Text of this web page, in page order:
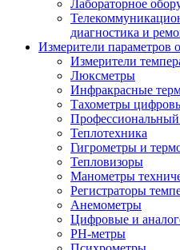
Лабораторное
диагностика и
Измерители
Измерители
Люксметры
Инфракрасные
Тахометры
Теплотехника
Гигрометры и
Тепловизоры
Манометры
Регистраторы
Анемометры
Цифровые и
PH-метры